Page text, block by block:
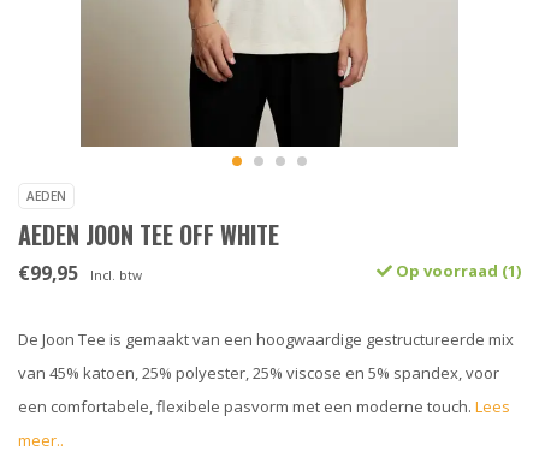
AEDEN
AEDEN JOON TEE OFF WHITE
€99,95 Incl. btw Op voorraad (1)
De Joon Tee is gemaakt van een hoogwaardige gestructureerde mix
van 45% katoen, 25% polyester, 25% viscose en 5% spandex, voor
een comfortabele, flexibele pasvorm met een moderne touch. Lees
meer..